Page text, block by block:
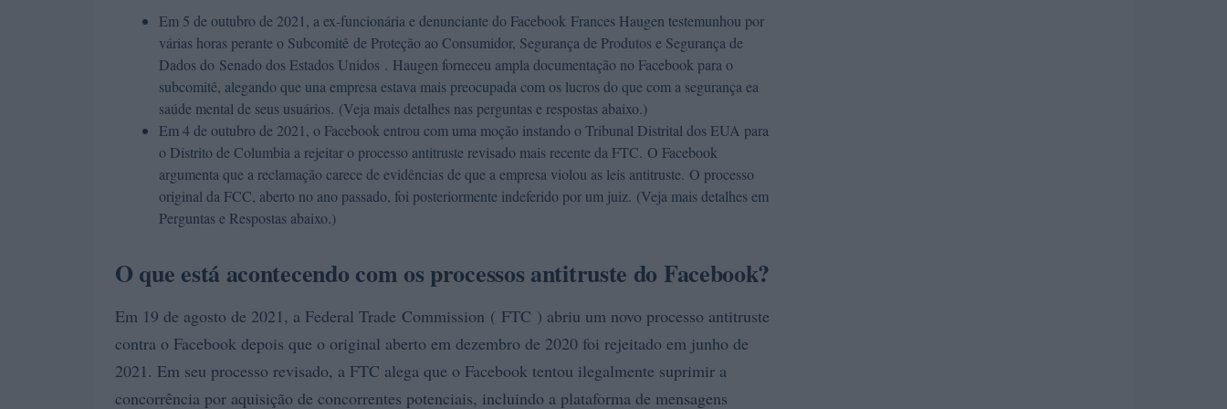
Em 5 de outubro de 2021, a ex-funcionária e denunciante do Facebook Frances Haugen testemunhou por
várias horas perante o Subcomitê de Proteção ao Consumidor, Segurança de Produtos e Segurança de
Dados do Senado dos Estados Unidos . Haugen forneceu ampla documentação no Facebook para o
subcomitê, alegando que una empresa estava mais preocupada com os lucros do que com a segurança ea
saúde mental de seus usuários. (Veja mais detalhes nas perguntas e respostas abaixo.)
Em 4 de outubro de 2021, o Facebook entrou com uma moção instando o Tribunal Distrital dos EUA para
o Distrito de Columbia a rejeitar o processo antitruste revisado mais recente da FTC. O Facebook
argumenta que a reclamação carece de evidências de que a empresa violou as leis antitruste. O processo
original da FCC, aberto no ano passado, foi posteriormente indeferido por um juiz. (Veja mais detalhes em
Perguntas e Respostas abaixo.)
O que está acontecendo com os processos antitruste do Facebook?
Em 19 de agosto de 2021, a Federal Trade Commission ( FTC ) abriu um novo processo antitruste
contra o Facebook depois que o original aberto em dezembro de 2020 foi rejeitado em junho de
2021. Em seu processo revisado, a FTC alega que o Facebook tentou ilegalmente suprimir a
concorrência por aquisição de concorrentes potenciais, incluindo a plataforma de mensagens